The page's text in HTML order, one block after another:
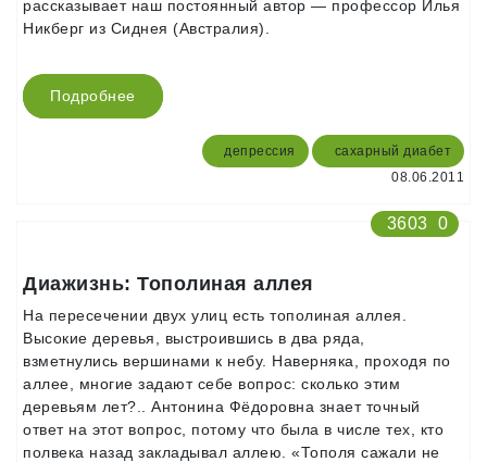
рассказывает наш постоянный автор — профессор Илья
Никберг из Сиднея (Австралия).
Подробнее
депрессия
сахарный диабет
08.06.2011
3603 0
Диажизнь: Тополиная аллея
На пересечении двух улиц есть тополиная аллея.
Высокие деревья, выстроившись в два ряда,
взметнулись вершинами к небу. Наверняка, проходя по
аллее, многие задают себе вопрос: сколько этим
деревьям лет?.. Антонина Фёдоровна знает точный
ответ на этот вопрос, потому что была в числе тех, кто
полвека назад закладывал аллею. «Тополя сажали не